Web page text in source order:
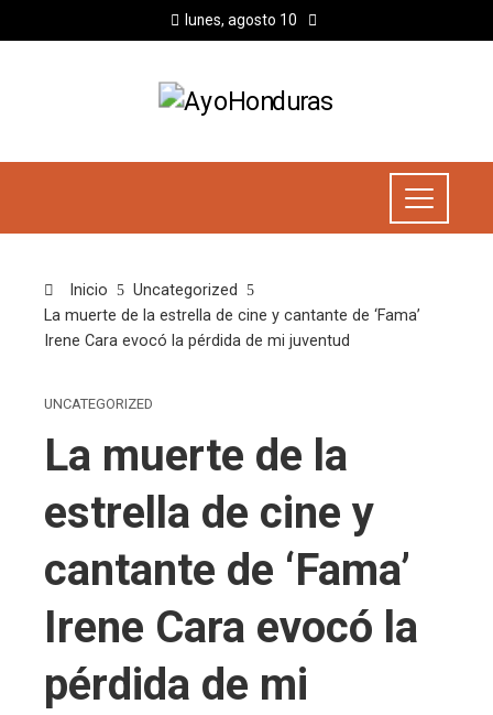
lunes, agosto 10
Inicio
Uncategorized
La muerte de la estrella de cine y cantante de ‘Fama’
Irene Cara evocó la pérdida de mi juventud
UNCATEGORIZED
La muerte de la
estrella de cine y
cantante de ‘Fama’
Irene Cara evocó la
pérdida de mi